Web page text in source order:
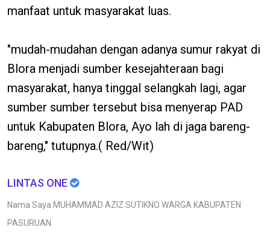
manfaat untuk masyarakat luas.
"mudah-mudahan dengan adanya sumur rakyat di
Blora menjadi sumber kesejahteraan bagi
masyarakat, hanya tinggal selangkah lagi, agar
sumber sumber tersebut bisa menyerap PAD
untuk Kabupaten Blora, Ayo lah di jaga bareng-
bareng," tutupnya.( Red/Wit)
LINTAS ONE
Nama Saya MUHAMMAD AZIZ SUTIKNO WARGA KABUPATEN
PASURUAN